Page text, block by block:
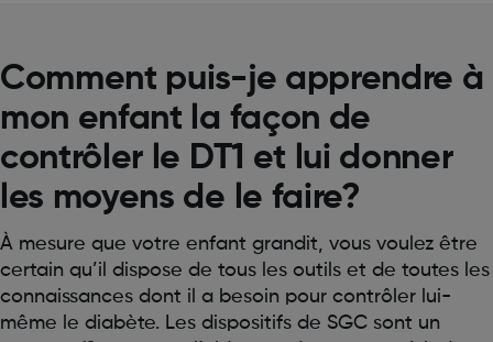
Comment puis-je apprendre à
mon enfant la façon de
contrôler le DT1 et lui donner
les moyens de le faire?
À mesure que votre enfant grandit, vous voulez être
certain qu’il dispose de tous les outils et de toutes les
connaissances dont il a besoin pour contrôler lui-
même le diabète. Les dispositifs de SGC sont un